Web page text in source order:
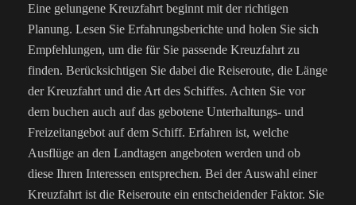
Eine gelungene Kreuzfahrt beginnt mit der richtigen
Planung. Lesen Sie Erfahrungsberichte und holen Sie sich
Empfehlungen, um die für Sie passende Kreuzfahrt zu
finden. Berücksichtigen Sie dabei die Reiseroute, die Länge
der Kreuzfahrt und die Art des Schiffes. Achten Sie vor
dem buchen auch auf das gebotene Unterhaltungs- und
Freizeitangebot auf dem Schiff. Erfahren ist, welche
Ausflüge an den Landtagen angeboten werden und ob
diese Ihren Interessen entsprechen. Bei der Auswahl einer
Kreuzfahrt ist die Reiseroute ein entscheidender Faktor. Sie